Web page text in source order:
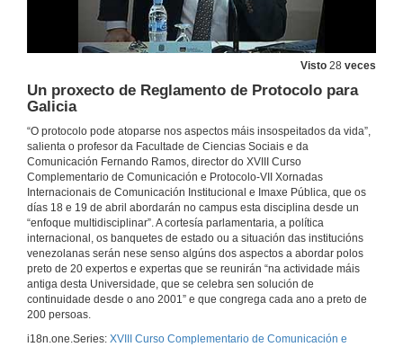
Visto 28 veces
Un proxecto de Reglamento de Protocolo para
Galicia
“O protocolo pode atoparse nos aspectos máis insospeitados da vida”,
salienta o profesor da Facultade de Ciencias Sociais e da
Comunicación Fernando Ramos, director do XVIII Curso
Complementario de Comunicación e Protocolo-VII Xornadas
Internacionais de Comunicación Institucional e Imaxe Pública, que os
días 18 e 19 de abril abordarán no campus esta disciplina desde un
“enfoque multidisciplinar”. A cortesía parlamentaria, a política
internacional, os banquetes de estado ou a situación das institucións
venezolanas serán nese senso algúns dos aspectos a abordar polos
preto de 20 expertos e expertas que se reunirán “na actividade máis
antiga desta Universidade, que se celebra sen solución de
continuidade desde o ano 2001” e que congrega cada ano a preto de
200 persoas.
i18n.one.Series: XVIII Curso Complementario de Comunicación e
Presentación do conferenciante
Conferencia
18 de abr. de 2018
A política internacional como ferramenta ética e estética nun mundo transcultural
Conferencia
18 de abr. de 2018
Presentación do conferenciante